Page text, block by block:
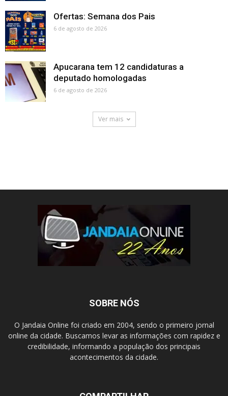
Ofertas: Semana dos Pais
6 de agosto de 2026
Apucarana tem 12 candidaturas a
deputado homologadas
6 de agosto de 2026
Ver mais
SOBRE NÓS
O Jandaia Online foi criado em 2004, sendo o primeiro jornal
online da cidade. Buscamos levar as informações com rapidez e
credibilidade, informando a população dos principais
acontecimentos da cidade.